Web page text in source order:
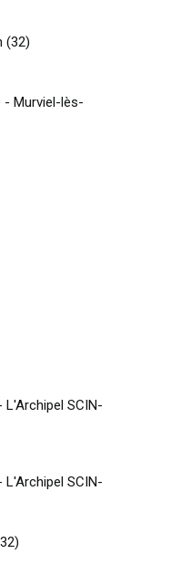
(32)
- Murviel-lès-
L'Archipel SCIN-
L'Archipel SCIN-